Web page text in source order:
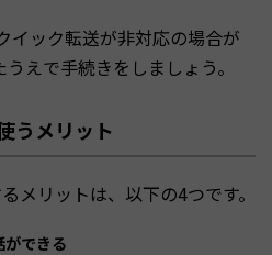
イック転送が非対応の場合が
えで手続きをしましょう。
うメリット
メリットは、以下の4つです。
できる